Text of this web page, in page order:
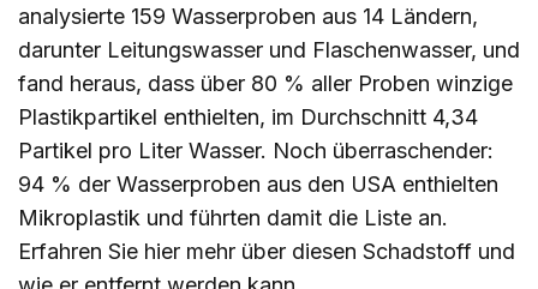
analysierte 159 Wasserproben aus 14 Ländern,
darunter Leitungswasser und Flaschenwasser, und
fand heraus, dass über 80 % aller Proben winzige
Plastikpartikel enthielten, im Durchschnitt 4,34
Partikel pro Liter Wasser. Noch überraschender:
94 % der Wasserproben aus den USA enthielten
Mikroplastik und führten damit die Liste an.
Erfahren Sie hier mehr über diesen Schadstoff und